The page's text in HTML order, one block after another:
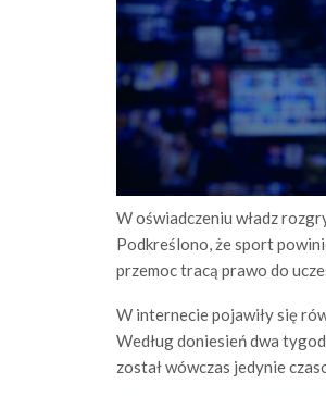
W oświadczeniu władz
Podkreślono, że sport
przemoc tracą prawo do
W internecie pojawiły się
Według doniesień dwa
został wówczas jedynie